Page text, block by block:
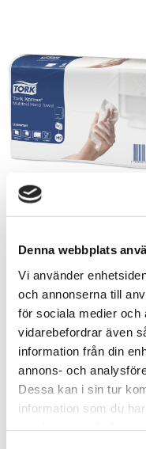
Denna webbplats
Vi använder
och annonserna till
för sociala medier och
vidarebefordrar även
information från din
annons- och
Dessa kan i sin tur
information som du
Pappershandduk Tork